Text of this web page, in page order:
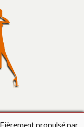
Fièrement propulsé par